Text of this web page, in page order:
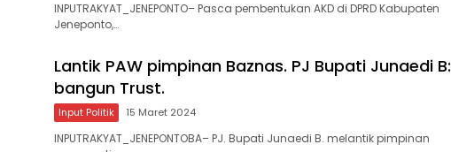
INPUTRAKYAT_JENEPONTO– Pasca pembentukan AKD di DPRD Kabupaten
Jeneponto,…
Lantik PAW pimpinan Baznas. PJ Bupati Junaedi B:
bangun Trust.
Input Politik 15 Maret 2024
INPUTRAKYAT_JENEPONTOBA– PJ. Bupati Junaedi B. melantik pimpinan